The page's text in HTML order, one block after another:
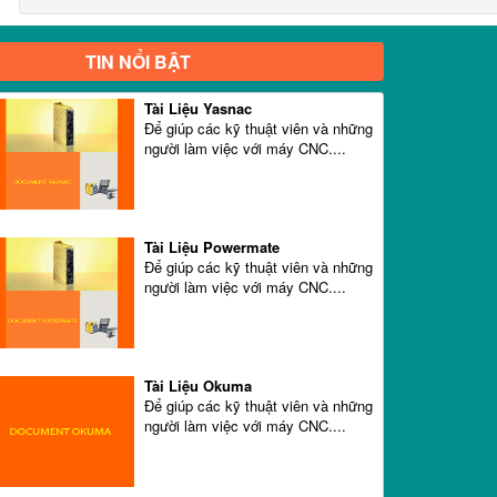
TIN NỔI BẬT
Tài Liệu Yasnac
Để giúp các kỹ thuật viên và những
người làm việc với máy CNC....
Tài Liệu Powermate
Để giúp các kỹ thuật viên và những
người làm việc với máy CNC....
Tài Liệu Okuma
Để giúp các kỹ thuật viên và những
người làm việc với máy CNC....